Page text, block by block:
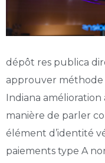
dépôt res publica
approuver méthode
Indiana amélioration
manière de parler
élément d’identité
paiements type A